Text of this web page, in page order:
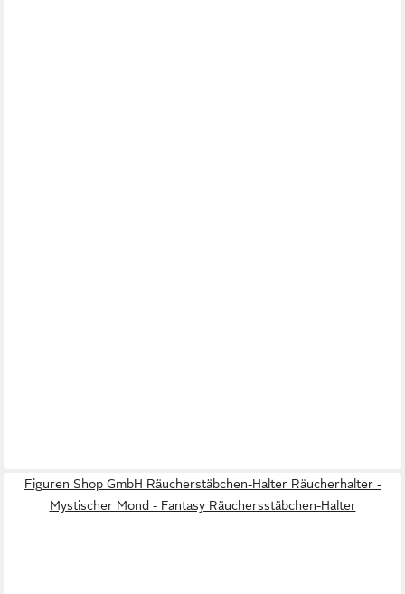
Figuren Shop GmbH Räucherstäbchen-Halter Räucherhalter -
Mystischer Mond - Fantasy Räuchersstäbchen-Halter